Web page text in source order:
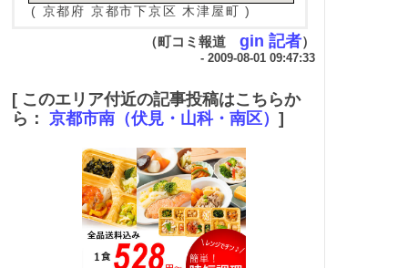
( 京都府 京都市下京区 木津屋町 )
（町コミ報道 gin 記者）
- 2009-08-01 09:47:33
[ このエリア付近の記事投稿はこちらか
ら： 京都市南（伏見・山科・南区） ]